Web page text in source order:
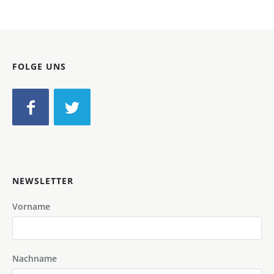
FOLGE UNS
NEWSLETTER
Vorname
Nachname